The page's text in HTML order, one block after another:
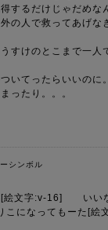
するだけじゃだめな
の人で救ってあげな
すけのとこまで一人
いてったらいいのに。
ったり。。。
シンボル
[絵文字:v-16] いい
になってもーた[絵